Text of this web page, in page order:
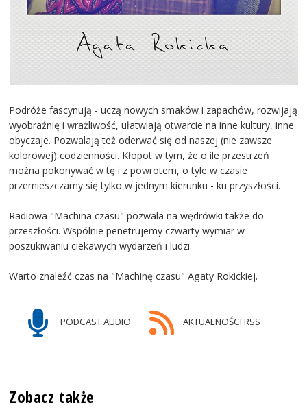
Podróże fascynują - uczą nowych smaków i zapachów, rozwijają
wyobraźnię i wrażliwość, ułatwiają otwarcie na inne kultury, inne
obyczaje. Pozwalają też oderwać się od naszej (nie zawsze
kolorowej) codzienności. Kłopot w tym, że o ile przestrzeń
można pokonywać w tę i z powrotem, o tyle w czasie
przemieszczamy się tylko w jednym kierunku - ku przyszłości.
Radiowa "Machina czasu" pozwala na wędrówki także do
przeszłości. Wspólnie penetrujemy czwarty wymiar w
poszukiwaniu ciekawych wydarzeń i ludzi.
Warto znaleźć czas na "Machinę czasu" Agaty Rokickiej.
PODCAST AUDIO AKTUALNOŚCI RSS
Zobacz także